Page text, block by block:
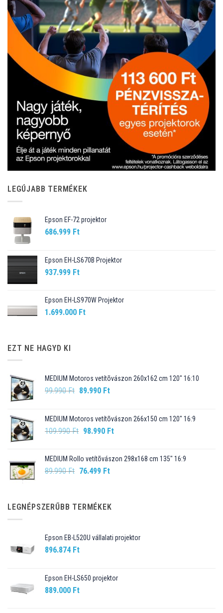
LEGÚJABB TERMÉKEK
Epson EF-72 projektor
686.999 Ft
Epson EH-LS670B Projektor
937.999 Ft
Epson EH-LS970W Projektor
1.699.000 Ft
EZT NE HAGYD KI
MEDIUM Motoros vetítõvászon 260x162 cm 120" 16:10
99.990Ft Original
99.990 Ft.
89.990 FtCurrent
89.990 Ft.
MEDIUM Motoros vetítõvászon 266x150 cm 120" 16:9
109.990Ft Original
109.990 Ft.
98.990 FtCurrent
98.990 Ft.
MEDIUM Rollo vetítõvászon 298x168 cm 135" 16:9
89.990Ft Original
89.990 Ft.
76.499 FtCurrent
76.499 Ft.
LEGNÉPSZERŰBB TERMÉKEK
Epson EB-L520U vállalati projektor
896.874 Ft
Epson EH-LS650 projektor
889.000 Ft